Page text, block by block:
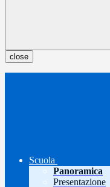
close
Scuola
Panoramica
Presentazione